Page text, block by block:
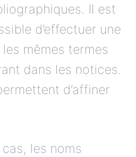
Il est
d’effectuer une
mêmes termes
dans les notices.
d’affiner
les noms